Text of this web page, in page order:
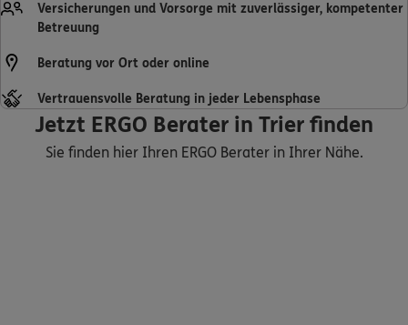
Bequem online oder telefonisch
Rechnung einreichen
Versicherungen und Vorsorge mit zuverlässiger, kompetenter
Betreuung
Beratung vor Ort oder online
Vertrauensvolle Beratung in jeder Lebensphase
Jetzt ERGO Berater in Trier finden
Sie finden hier Ihren ERGO Berater in Ihrer Nähe.